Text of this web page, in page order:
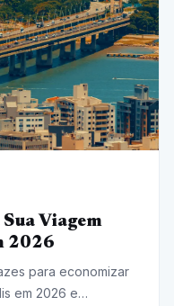
Viagem
2026
para economizar
em 2026 e